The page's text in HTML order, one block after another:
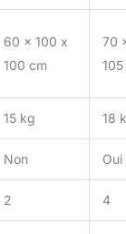
60 x 100 x
100 cm
70
15 kg 18
Non Oui
2 4